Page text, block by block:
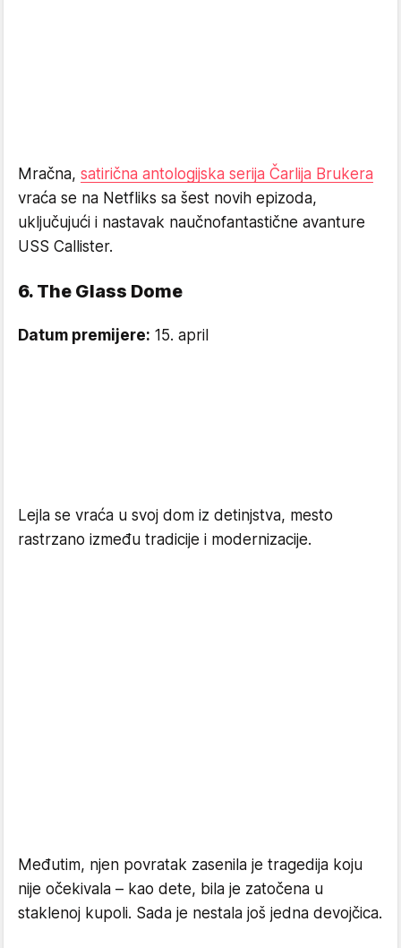
Mračna, satirična antologijska serija Čarlija Brukera
vraća se na Netfliks sa šest novih epizoda,
uključujući i nastavak naučnofantastične avanture
USS Callister.
6. The Glass Dome
Datum premijere: 15. april
Lejla se vraća u svoj dom iz detinjstva, mesto
rastrzano između tradicije i modernizacije.
Međutim, njen povratak zasenila je tragedija koju
nije očekivala – kao dete, bila je zatočena u
staklenoj kupoli. Sada je nestala još jedna devojčica.